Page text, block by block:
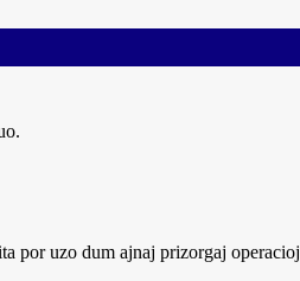
por uzo dum ajnaj prizorgaj